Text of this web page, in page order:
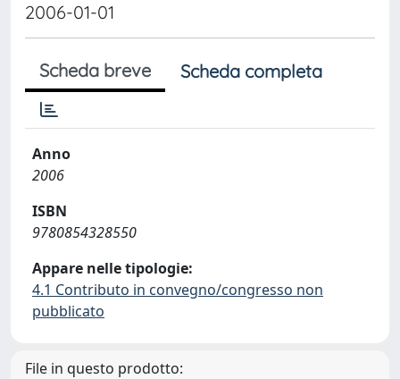
2006-01-01
Scheda breve Scheda completa
Anno
2006
ISBN
9780854328550
Appare nelle tipologie:
4.1 Contributo in convegno/congresso non
pubblicato
File in questo prodotto: